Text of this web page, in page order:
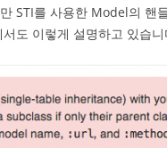
STI를 사용한 Model의 핸
도 이렇게 설명하고 있습니